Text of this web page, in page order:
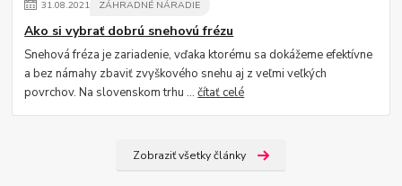
31.08.2021 ZÁHRADNÉ NÁRADIE
Ako si vybrať dobrú snehovú frézu
Snehová fréza je zariadenie, vďaka ktorému sa dokážeme efektívne
a bez námahy zbaviť zvyškového snehu aj z veľmi veľkých
povrchov. Na slovenskom trhu ...čítať celé
Zobraziť všetky články